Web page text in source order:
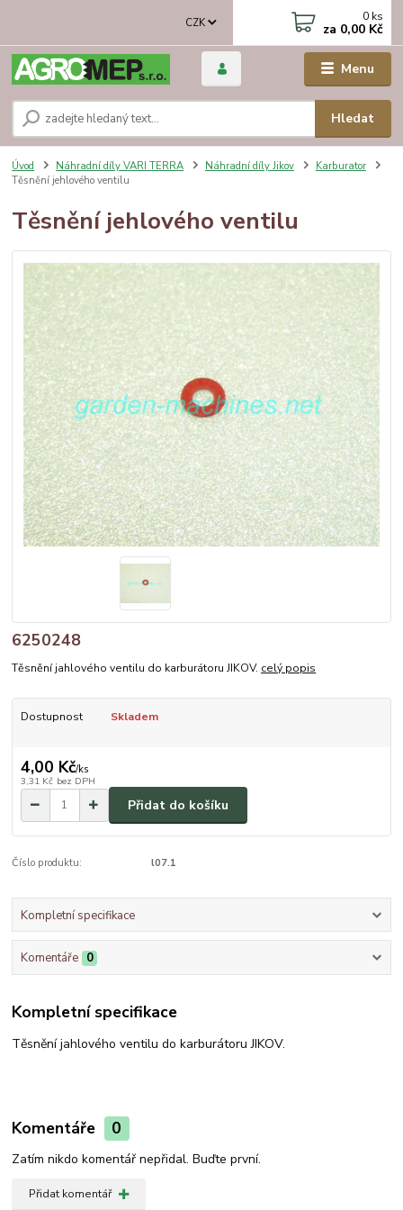
Menu
CZK
Hledat
0 ks
za 0,00 Kč
Úvod Náhradní díly VARI TERRA Náhradní díly Jikov
Karburator
Těsnění jehlového ventilu
Těsnění jehlového ventilu
6250248
Těsnění jahlového ventilu do karburátoru JIKOV. celý popis
Dostupnost Skladem
4,00 Kč/ks
3,31 Kč bez DPH
Přidat do košíku
Číslo produktu: l07.1
Kompletní specifikace
Komentáře 0
Kompletní specifikace
Těsnění jahlového ventilu do karburátoru JIKOV.
Komentáře 0
Zatím nikdo komentář nepřidal. Buďte první.
Přidat komentář